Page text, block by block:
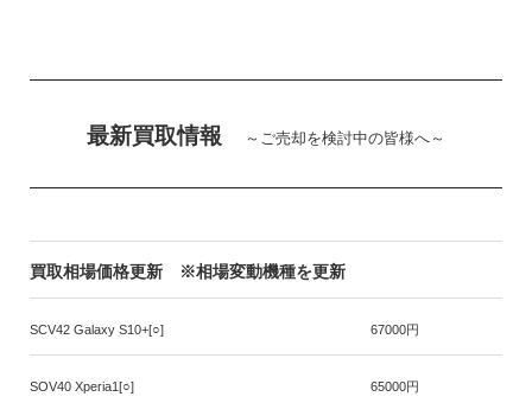
最新買取情報 ～ご売却を検討中の皆様へ～
買取相場価格更新 ※相場変動機種を更新
SCV42 Galaxy S10+[○] 67000円
SOV40 Xperia1[○] 65000円